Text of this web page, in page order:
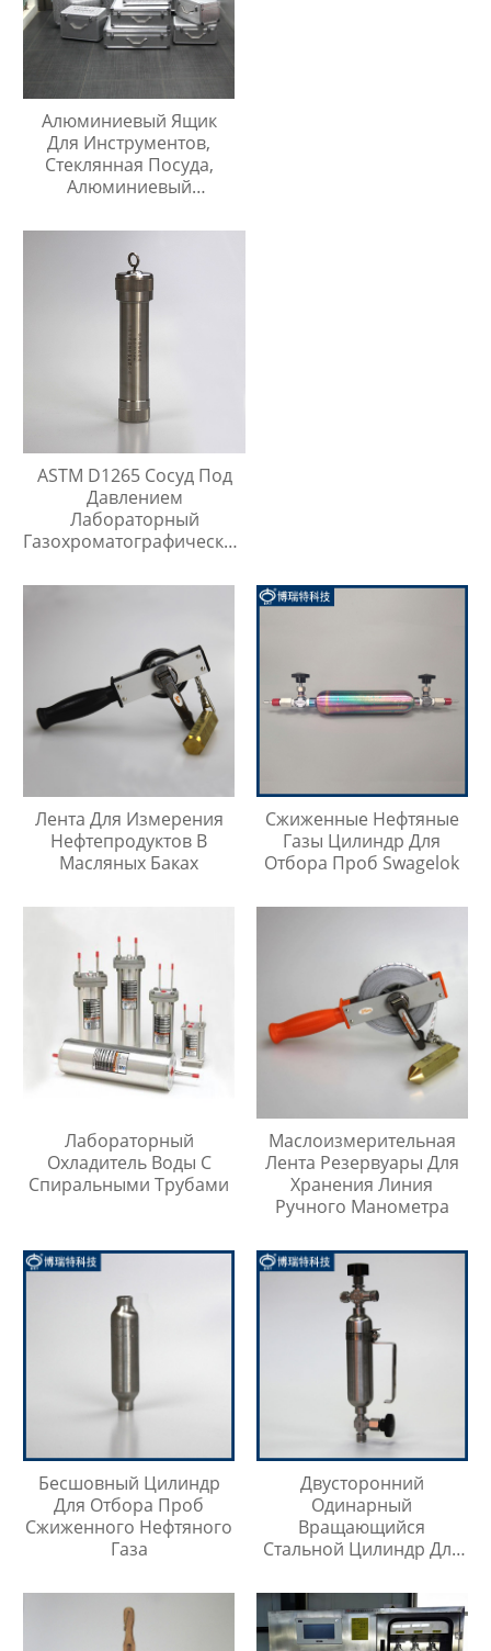
Алюминиевый Ящик
Для Инструментов,
Стеклянная Посуда,
Алюминиевый
ASTM D1265 Сосуд Под
Давлением
Лабораторный
Газохроматографический
Лента Для Измерения
Нефтепродуктов В
Масляных Баках
Сжиженные Нефтяные
Газы Цилиндр Для
Отбора Проб Swagelok
Лабораторный
Охладитель Воды С
Спиральными Трубами
Маслоизмерительная
Лента Резервуары Для
Хранения Линия
Ручного Манометра
Бесшовный Цилиндр
Для Отбора Проб
Сжиженного Нефтяного
Газа
Двусторонний
Одинарный
Вращающийся
Стальной Цилиндр Для